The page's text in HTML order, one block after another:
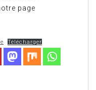
page
Télécharger